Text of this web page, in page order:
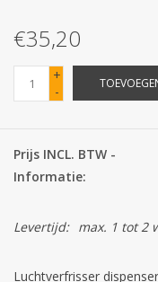
Corona
Sinterklaassnoep
Carnavalssnoep
€35,20
+
-
Prijs INCL. BTW -
Informatie:
Levertijd: max. 1 tot 2
Luchtverfrisser